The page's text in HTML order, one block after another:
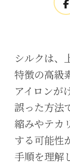
シルクは、
特徴の高級
アイロンが
誤った方法
縮みやテカ
する可能性
手順を理解